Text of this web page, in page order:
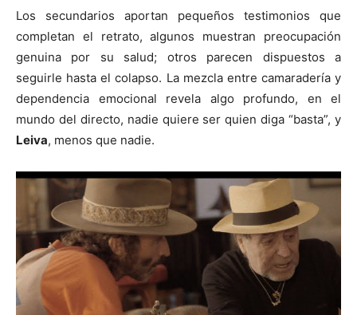
Los secundarios aportan pequeños testimonios que
completan el retrato, algunos muestran preocupación
genuina por su salud; otros parecen dispuestos a
seguirle hasta el colapso. La mezcla entre camaradería y
dependencia emocional revela algo profundo, en el
mundo del directo, nadie quiere ser quien diga “basta”, y
Leiva, menos que nadie.